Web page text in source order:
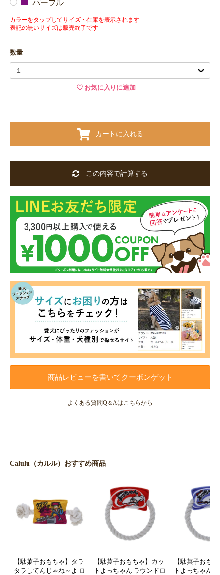
パープル
カラーをタップしてサイズ・在庫を表示されます
表記の無いサイズは販売終了です
数量
お気に入りに追加
カートに入れる
この内容で計算する
商品レビューを書いてクーポンゲット
よくある質問Q＆Aはこちらから
Calulu（カルル）おすすめ商品
【駄菓子おもちゃ】タラ
タラしてんじゃね～よ ロ
【駄菓子おもちゃ】カッ
トよっちゃん ラウンドロ
【駄菓子おも
トよっちゃん